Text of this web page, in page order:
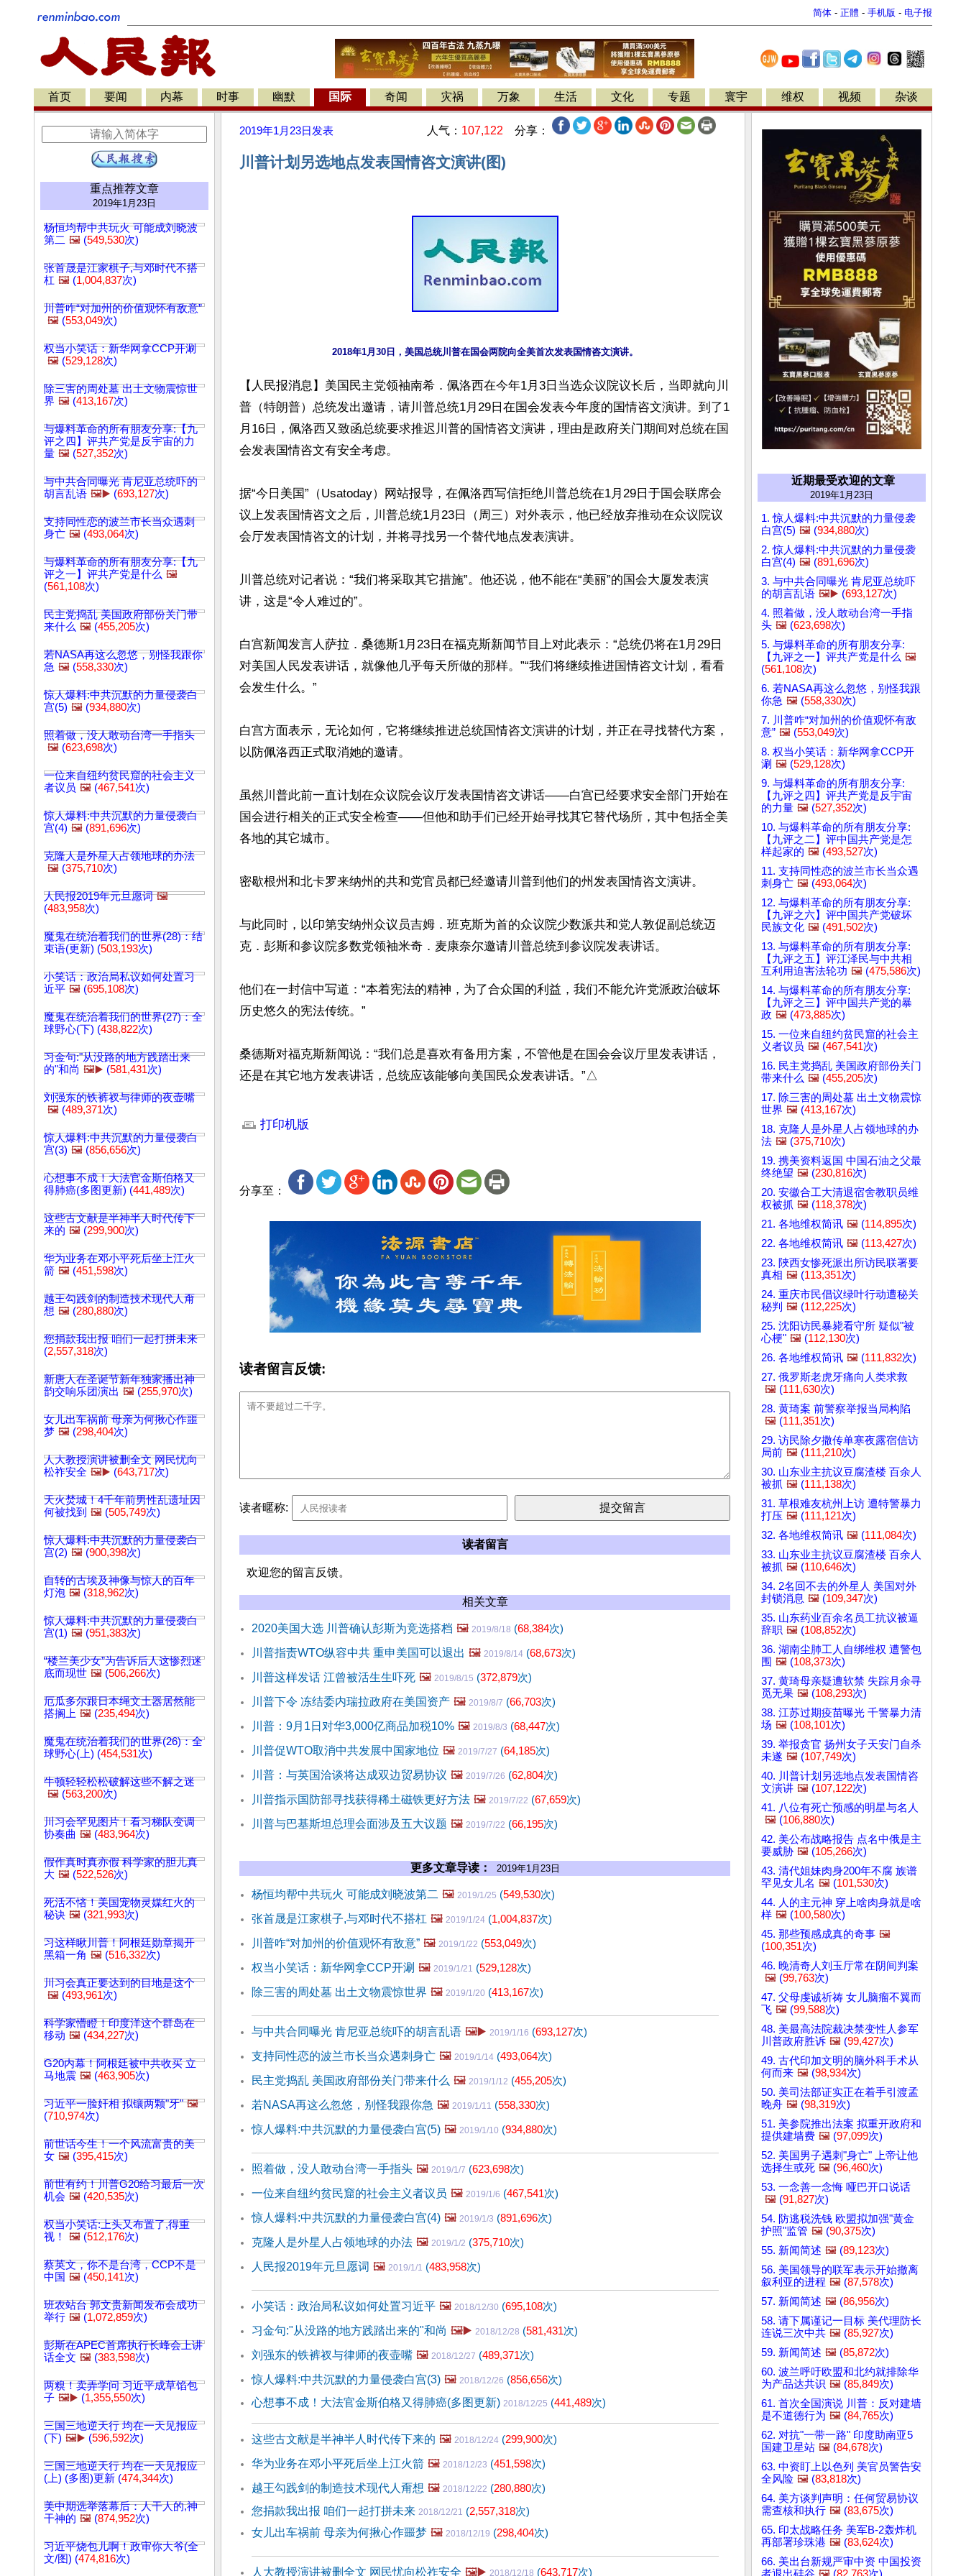
简体 - 正體 - 手机版 - 电子报
首页 要闻 内幕 时事 幽默 国际 奇闻 灾祸 万象 生活 文化 专题 寰宇 维权 视频 杂谈
重点推荐文章
2019年1月23日
杨恒均帮中共玩火 可能成刘晓波
第二 🖼️ (549,530次)
张首晟是江家棋子,与邓时代不搭
杠 🖼️ (1,004,837次)
川普咋“对加州的价值观怀有敌意”
🖼️ (553,049次)
权当小笑话：新华网拿CCP开涮
🖼️ (529,128次)
除三害的周处墓 出土文物震惊世
界 🖼️ (413,167次)
与爆料革命的所有朋友分享:【九
评之四】评共产党是反宇宙的力
量 🖼️ (527,352次)
与中共合同曝光 肯尼亚总统吓的
胡言乱语 🖼️▶️ (693,127次)
支持同性恋的波兰市长当众遇刺
身亡 🖼️ (493,064次)
与爆料革命的所有朋友分享:【九
评之一】评共产党是什么 🖼️
(561,108次)
民主党捣乱 美国政府部份关门带
来什么 🖼️ (455,205次)
若NASA再这么忽悠，别怪我跟你
急 🖼️ (558,330次)
惊人爆料:中共沉默的力量侵袭白
宫(5) 🖼️ (934,880次)
照着做，没人敢动台湾一手指头
🖼️ (623,698次)
一位来自纽约贫民窟的社会主义
者议员 🖼️ (467,541次)
惊人爆料:中共沉默的力量侵袭白
宫(4) 🖼️ (891,696次)
克隆人是外星人占领地球的办法
🖼️ (375,710次)
人民报2019年元旦愿词 🖼️
(483,958次)
魔鬼在统治着我们的世界(28)：结
束语(更新) (503,193次)
小笑话：政治局私议如何处置习
近平 🖼️ (695,108次)
魔鬼在统治着我们的世界(27)：全
球野心(下) (438,822次)
习金句:"从没路的地方践踏出来
的"和尚 🖼️▶️ (581,431次)
刘强东的铁裤衩与律师的夜壶嘴
🖼️ (489,371次)
惊人爆料:中共沉默的力量侵袭白
宫(3) 🖼️ (856,656次)
心想事不成！大法官金斯伯格又
得肺癌(多图更新) (441,489次)
这些古文献是半神半人时代传下
来的 🖼️ (299,900次)
华为业务在邓小平死后坐上江火
箭 🖼️ (451,598次)
越王勾践剑的制造技术现代人甭
想 🖼️ (280,880次)
您捐款我出报 咱们一起打拼未来
(2,557,318次)
新唐人在圣诞节新年独家播出神
韵交响乐团演出 🖼️ (255,970次)
女儿出车祸前 母亲为何揪心作噩
梦 🖼️ (298,404次)
人大教授演讲被删全文 网民忧向
松祚安全 🖼️▶️ (643,717次)
天火焚城！4千年前男性乱遗址因
何被找到 🖼️ (505,749次)
惊人爆料:中共沉默的力量侵袭白
宫(2) 🖼️ (900,398次)
自转的古埃及神像与惊人的百年
灯泡 🖼️ (318,962次)
惊人爆料:中共沉默的力量侵袭白
宫(1) 🖼️ (951,383次)
“楼兰美少女”为告诉后人这惨烈迷
底而现世 🖼️ (506,266次)
厄瓜多尔跟日本绳文土器居然能
搭搁上 🖼️ (235,494次)
魔鬼在统治着我们的世界(26)：全
球野心(上) (454,531次)
牛顿轻轻松松破解这些不解之迷
🖼️ (563,200次)
川习会罕见图片！看习梯队变调
协奏曲 🖼️ (483,964次)
假作真时真亦假 科学家的胆儿真
大 🖼️ (522,526次)
死活不悋！美国宠物灵媒红火的
秘诀 🖼️ (321,993次)
习这样瞅川普！阿根廷勋章揭开
黑箱一角 🖼️ (516,332次)
川习会真正要达到的目地是这个
🖼️ (493,961次)
科学家懵瞪！印度洋这个群岛在
移动 🖼️ (434,227次)
G20内幕！阿根廷被中共收买 立
马地震 🖼️ (463,905次)
习近平一脸奸相 拟镶两颗"牙" 🖼️
(710,974次)
前世话今生！一个风流富贵的美
女 🖼️ (395,415次)
前世有约！川普G20给习最后一次
机会 🖼️ (420,535次)
权当小笑话:上头又布置了,得重
视！
🖼️ (512,176次)
蔡英文，你不是台湾，CCP不是
中国 🖼️ (450,141次)
班农站台 郭文贵新闻发布会成功
举行 🖼️ (1,072,859次)
彭斯在APEC首席执行长峰会上讲
话全文 🖼️ (383,598次)
两糗！卖弄学问 习近平成草馅包
子 🖼️▶️ (1,355,550次)
三国三地逆天行 均在一天见报应
(下) 🖼️▶️ (596,592次)
三国三地逆天行 均在一天见报应
(上) (多图)更新 (474,344次)
美中期选举落幕后：人干人的,神
干神的 🖼️ (874,952次)
习近平烧包儿啊！政审你大爷(全
文/图) (474,816次)
2019年1月23日 发表 人气： 107,122 分享：
川普计划另选地点发表国情咨文演讲(图)
【人民报消息】美国民主党领袖南希．佩洛西在今年1月3日当选众议院议长后，当即就向川
普（特朗普）总统发出邀请，请川普总统1月29日在国会发表今年度的国情咨文演讲。到了1
月16日，佩洛西又致函总统要求推迟川普的国情咨文演讲，理由是政府关门期间对总统在国
会发表国情咨文有安全考虑。
据“今日美国”（Usatoday）网站报导，在佩洛西写信拒绝川普总统在1月29日于国会联席会
议上发表国情咨文之后，川普总统1月23日（周三）对外表示，他已经放弃推动在众议院议
会厅发表国情咨文的计划，并将寻找另一个替代地点发表演讲。
川普总统对记者说：“我们将采取其它措施”。他还说，他不能在“美丽”的国会大厦发表演
讲，这是“令人难过的”。
白宫新闻发言人萨拉．桑德斯1月23日在福克斯新闻节目上对此表示：“总统仍将在1月29日
对美国人民发表讲话，就像他几乎每天所做的那样。”“我们将继续推进国情咨文计划，看看
会发生什么。”
白宫方面表示，无论如何，它将继续推进总统国情咨文演讲的计划，并正在寻找替代方案，
以防佩洛西正式取消她的邀请。
虽然川普此前一直计划在众议院会议厅发表国情咨文讲话——白宫已经要求安全部门开始在
国会进行相关的正式安全检查——但他和助手们已经开始寻找其它替代场所，其中包括全美
各地的其它城市。
密歇根州和北卡罗来纳州的共和党官员都已经邀请川普到他们的州发表国情咨文演讲。
与此同时，以印第安纳州众议员吉姆．班克斯为首的众议院少数派共和党人敦促副总统迈
克．彭斯和参议院多数党领袖米奇．麦康奈尔邀请川普总统到参议院发表讲话。
他们在一封信中写道：“本着宪法的精神，为了合众国的利益，我们不能允许党派政治破坏
历史悠久的宪法传统。”
桑德斯对福克斯新闻说：“我们总是喜欢有备用方案，不管他是在国会会议厅里发表讲话，
还是在其它地方发表讲话，总统应该能够向美国民众发表讲话。”△
打印机版
分享至：
读者留言反馈:
读者暱称:
读者留言
欢迎您的留言反馈。
相关文章
2020美国大选 川普确认彭斯为竞选搭档 🖼️ 2019/8/18 (68,384次)
川普指责WTO纵容中共 重申美国可以退出 🖼️ 2019/8/14 (68,673次)
川普这样发话 江曾被活生生吓死 🖼️ 2019/8/15 (372,879次)
川普下令 冻结委内瑞拉政府在美国资产 🖼️ 2019/8/7 (66,703次)
川普：9月1日对华3,000亿商品加税10% 🖼️ 2019/8/3 (68,447次)
川普促WTO取消中共发展中国家地位 🖼️ 2019/7/27 (64,185次)
川普：与英国洽谈将达成双边贸易协议 🖼️ 2019/7/26 (62,804次)
川普指示国防部寻找获得稀土磁铁更好方法 🖼️ 2019/7/22 (67,659次)
川普与巴基斯坦总理会面涉及五大议题 🖼️ 2019/7/22 (66,195次)
更多文章导读： 2019年1月23日
杨恒均帮中共玩火 可能成刘晓波第二 🖼️ 2019/1/25 (549,530次)
张首晟是江家棋子,与邓时代不搭杠 🖼️ 2019/1/24 (1,004,837次)
川普咋“对加州的价值观怀有敌意” 🖼️ 2019/1/22 (553,049次)
权当小笑话：新华网拿CCP开涮 🖼️ 2019/1/21 (529,128次)
除三害的周处墓 出土文物震惊世界 🖼️ 2019/1/20 (413,167次)
与中共合同曝光 肯尼亚总统吓的胡言乱语 🖼️▶️ 2019/1/16 (693,127次)
支持同性恋的波兰市长当众遇刺身亡 🖼️ 2019/1/14 (493,064次)
民主党捣乱 美国政府部份关门带来什么 🖼️ 2019/1/12 (455,205次)
若NASA再这么忽悠，别怪我跟你急 🖼️ 2019/1/11 (558,330次)
惊人爆料:中共沉默的力量侵袭白宫(5) 🖼️ 2019/1/10 (934,880次)
照着做，没人敢动台湾一手指头 🖼️ 2019/1/7 (623,698次)
一位来自纽约贫民窟的社会主义者议员 🖼️ 2019/1/6 (467,541次)
惊人爆料:中共沉默的力量侵袭白宫(4) 🖼️ 2019/1/3 (891,696次)
克隆人是外星人占领地球的办法 🖼️ 2019/1/2 (375,710次)
人民报2019年元旦愿词 🖼️ 2019/1/1 (483,958次)
小笑话：政治局私议如何处置习近平 🖼️ 2018/12/30 (695,108次)
习金句:"从没路的地方践踏出来的"和尚 🖼️▶️ 2018/12/28 (581,431次)
刘强东的铁裤衩与律师的夜壶嘴 🖼️ 2018/12/27 (489,371次)
惊人爆料:中共沉默的力量侵袭白宫(3) 🖼️ 2018/12/26 (856,656次)
心想事不成！大法官金斯伯格又得肺癌(多图更新) 2018/12/25 (441,489次)
这些古文献是半神半人时代传下来的 🖼️ 2018/12/24 (299,900次)
华为业务在邓小平死后坐上江火箭 🖼️ 2018/12/23 (451,598次)
越王勾践剑的制造技术现代人甭想 🖼️ 2018/12/22 (280,880次)
您捐款我出报 咱们一起打拼未来 2018/12/21 (2,557,318次)
女儿出车祸前 母亲为何揪心作噩梦 🖼️ 2018/12/19 (298,404次)
人大教授演讲被删全文 网民忧向松祚安全 🖼️▶️ 2018/12/18 (643,717次)
近期最受欢迎的文章
2019年1月23日
1. 惊人爆料:中共沉默的力量侵袭
白宫(5) 🖼️ (934,880次)
2. 惊人爆料:中共沉默的力量侵袭
白宫(4) 🖼️ (891,696次)
3. 与中共合同曝光 肯尼亚总统吓
的胡言乱语 🖼️▶️ (693,127次)
4. 照着做，没人敢动台湾一手指
头 🖼️ (623,698次)
5. 与爆料革命的所有朋友分享:
【九评之一】评共产党是什么 🖼️
(561,108次)
6. 若NASA再这么忽悠，别怪我跟
你急 🖼️ (558,330次)
7. 川普咋“对加州的价值观怀有敌
意” 🖼️ (553,049次)
8. 权当小笑话：新华网拿CCP开
涮 🖼️ (529,128次)
9. 与爆料革命的所有朋友分享:
【九评之四】评共产党是反宇宙
的力量 🖼️ (527,352次)
10. 与爆料革命的所有朋友分享:
【九评之二】评中国共产党是怎
样起家的 🖼️ (493,527次)
11. 支持同性恋的波兰市长当众遇
刺身亡 🖼️ (493,064次)
12. 与爆料革命的所有朋友分享:
【九评之六】评中国共产党破坏
民族文化 🖼️ (491,502次)
13. 与爆料革命的所有朋友分享:
【九评之五】评江泽民与中共相
互利用迫害法轮功 🖼️ (475,586次)
14. 与爆料革命的所有朋友分享:
【九评之三】评中国共产党的暴
政 🖼️ (473,885次)
15. 一位来自纽约贫民窟的社会主
义者议员 🖼️ (467,541次)
16. 民主党捣乱 美国政府部份关门
带来什么 🖼️ (455,205次)
17. 除三害的周处墓 出土文物震惊
世界 🖼️ (413,167次)
18. 克隆人是外星人占领地球的办
法 🖼️ (375,710次)
19. 携美资料返国 中国石油之父最
终绝望 🖼️ (230,816次)
20. 安徽合工大清退宿舍教职员维
权被抓 🖼️ (118,378次)
21. 各地维权简讯 🖼️ (114,895次)
22. 各地维权简讯 🖼️ (113,427次)
23. 陜西女惨死派出所访民联署要
真相 🖼️ (113,351次)
24. 重庆市民倡议绿叶行动遭秘关
秘判 🖼️ (112,225次)
25. 沈阳访民暴毙看守所 疑似"被
心梗" 🖼️ (112,130次)
26. 各地维权简讯 🖼️ (111,832次)
27. 俄罗斯老虎牙痛向人类求救
🖼️ (111,630次)
28. 黄琦案 前警察举报当局构陷
🖼️ (111,351次)
29. 访民除夕撒传单寒夜露宿信访
局前 🖼️ (111,210次)
30. 山东业主抗议豆腐渣楼 百余人
被抓 🖼️ (111,138次)
31. 草根难友杭州上访 遭特警暴力
打压 🖼️ (111,121次)
32. 各地维权简讯 🖼️ (111,084次)
33. 山东业主抗议豆腐渣楼 百余人
被抓 🖼️ (110,646次)
34. 2名回不去的外星人 美国对外
封锁消息 🖼️ (109,347次)
35. 山东药业百余名员工抗议被逼
辞职 🖼️ (108,852次)
36. 湖南尘肺工人自绑维权 遭警包
围 🖼️ (108,373次)
37. 黄琦母亲疑遭软禁 失踪月余寻
觅无果 🖼️ (108,293次)
38. 江苏过期疫苗曝光 千警暴力清
场 🖼️ (108,101次)
39. 举报贪官 扬州女子天安门自杀
未遂 🖼️ (107,749次)
40. 川普计划另选地点发表国情咨
文演讲 🖼️ (107,122次)
41. 八位有死亡预感的明星与名人
🖼️ (106,880次)
42. 美公布战略报告 点名中俄是主
要威胁 🖼️ (105,266次)
43. 清代姐妹肉身200年不腐 族谱
罕见女儿名 🖼️ (101,530次)
44. 人的主元神 穿上啥肉身就是啥
样 🖼️ (100,580次)
45. 那些预感成真的奇事 🖼️
(100,351次)
46. 晚清奇人刘玉厅常在阴间判案
🖼️ (99,763次)
47. 父母虔诚祈祷 女儿脑瘤不翼而
飞 🖼️ (99,588次)
48. 美最高法院裁决禁变性人参军
川普政府胜诉 🖼️ (99,427次)
49. 古代印加文明的脑外科手术从
何而来 🖼️ (98,934次)
50. 美司法部证实正在着手引渡孟
晚舟 🖼️ (98,319次)
51. 美参院推出法案 拟重开政府和
提供建墙费 🖼️ (97,099次)
52. 美国男子遇刺"身亡" 上帝让他
选择生或死 🖼️ (96,460次)
53. 一念善一念悔 哑巴开口说话
🖼️ (91,827次)
54. 防逃税洗钱 欧盟拟加强"黄金
护照"监管 🖼️ (90,375次)
55. 新闻简述 🖼️ (89,123次)
56. 美国领导的联军表示开始撤离
叙利亚的进程 🖼️ (87,578次)
57. 新闻简述 🖼️ (86,956次)
58. 请下属谨记一目标 美代理防长
连说三次中共 🖼️ (85,927次)
59. 新闻简述 🖼️ (85,872次)
60. 波兰呼吁欧盟和北约就排除华
为产品达共识 🖼️ (85,849次)
61. 首次全国演说 川普：反对建墙
是不道德行为 🖼️ (84,765次)
62. 对抗"一带一路" 印度助南亚5
国建卫星站 🖼️ (84,678次)
63. 中资盯上以色列 美官员警告安
全风险 🖼️ (83,818次)
64. 美方谈判声明：任何贸易协议
需查核和执行 🖼️ (83,675次)
65. 印太战略任务 美军B-2轰炸机
再部署珍珠港 🖼️ (83,624次)
66. 美出台新规严审中资 中国投资
者退出硅谷 🖼️ (82,763次)